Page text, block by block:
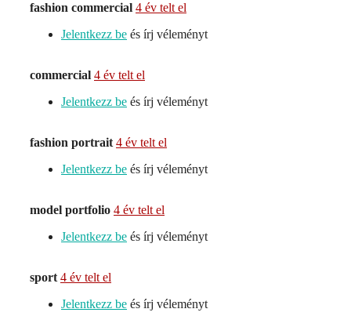
fashion commercial 4 év telt el
Jelentkezz be és írj véleményt
commercial 4 év telt el
Jelentkezz be és írj véleményt
fashion portrait 4 év telt el
Jelentkezz be és írj véleményt
model portfolio 4 év telt el
Jelentkezz be és írj véleményt
sport 4 év telt el
Jelentkezz be és írj véleményt